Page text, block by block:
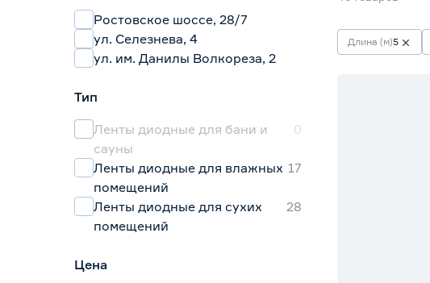
Ростовское шоссе, 28/7
ул. Селезнева, 4
ул. им. Данилы Волкореза, 2
Тип
Ленты диодные для бани и
сауны
0
Ленты диодные для влажных
помещений
17
Ленты диодные для сухих
помещений
28
Цена
Длина (м)5